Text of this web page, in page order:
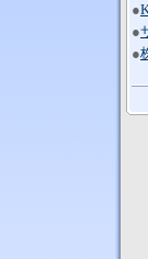
●
●
●